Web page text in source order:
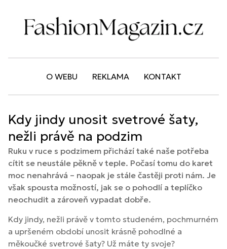
O WEBU REKLAMA KONTAKT
Kdy jindy unosit svetrové šaty,
nežli právě na podzim
Ruku v ruce s podzimem přichází také naše potřeba
cítit se neustále pěkně v teple. Počasí tomu do karet
moc nenahrává – naopak je stále častěji proti nám. Je
však spousta možností, jak se o pohodlí a teplíčko
neochudit a zároveň vypadat dobře.
Kdy jindy, nežli právě v tomto studeném, pochmurném
a upršeném období unosit krásně pohodlné a
měkoučké svetrové šaty? Už máte ty svoje?